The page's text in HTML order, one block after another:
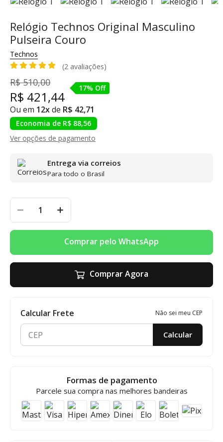
Relógio Technos Original Masculino
Pulseira Couro
Technos
(2 avaliações)
R$ 510,00
R$ 421,44
17% Off
Ou em 12xde R$ 42,71
Economia de R$ 88,56
Ver opções de pagamento
Entrega via correios
Para todo o Brasil
Comprar pelo WhatsApp
Comprar Agora
Calcular Frete Não sei meu CEP
Calcular
Formas de pagamento
Parcele sua compra nas melhores bandeiras